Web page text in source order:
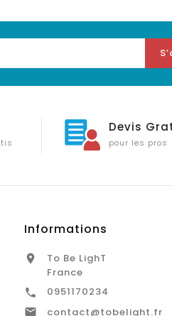
Devis
pour les pros
Informations

To Be LighT
France
 0951170234
 contact@tobelight.fr